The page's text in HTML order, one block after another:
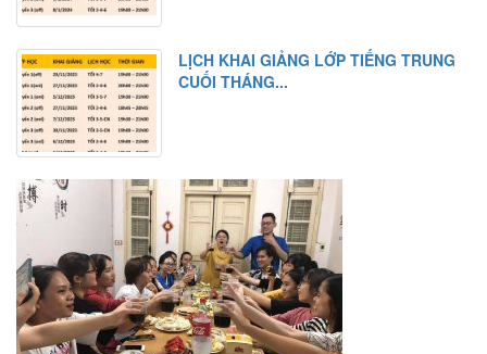
LỊCH KHAI GIẢNG LỚP TIẾNG TRUNG
CUỐI THÁNG...